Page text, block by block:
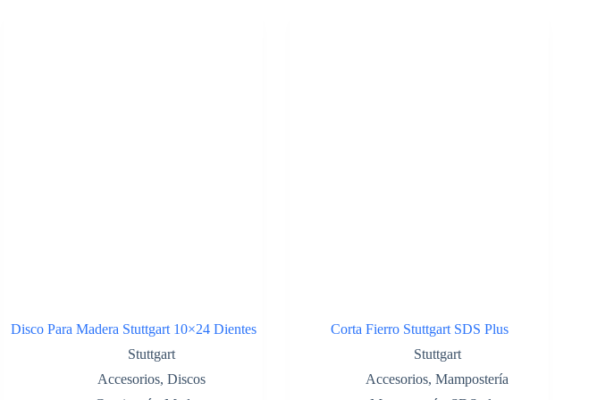
Disco Para Madera Stuttgart 10×24 Dientes
Stuttgart
Accesorios, Discos
Corta Fierro Stuttgart SDS Plus
Stuttgart
Accesorios, Mampostería